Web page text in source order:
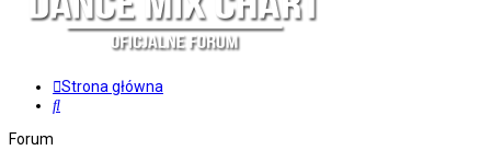
Strona główna
Szukaj
Forum